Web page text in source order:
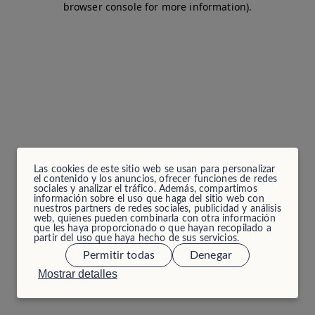
Las cookies de este sitio web se usan para personalizar
el contenido y los anuncios, ofrecer funciones de redes
sociales y analizar el tráfico. Además, compartimos
información sobre el uso que haga del sitio web con
nuestros partners de redes sociales, publicidad y análisis
web, quienes pueden combinarla con otra información
que les haya proporcionado o que hayan recopilado a
partir del uso que haya hecho de sus servicios.
Mostrar detalles
Permitir todas Denegar
browser console for more information).